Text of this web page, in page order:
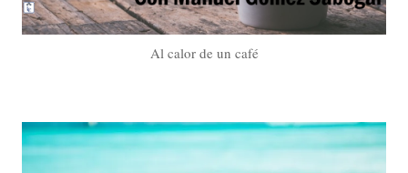
Al calor de un café